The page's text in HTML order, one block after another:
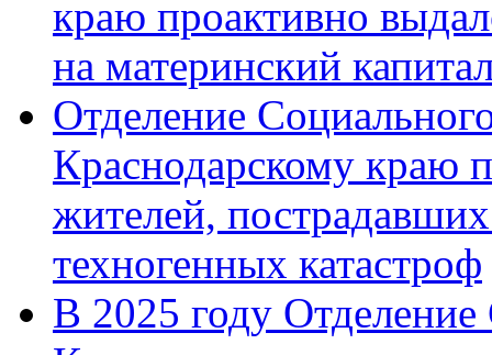
краю проактивно
на материнский
Отделение
Краснодарскому краю
жителей,
техногенных катастроф
В 2025 году